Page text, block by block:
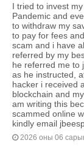
I tried to invest
Pandemic and
to withdraw my
to pay for fees
scam and i have
referred by my
he referred me to
as he instructed,
hacker i received
blockchain and
am writing this
scammed online
kindly email
2026 оны 06